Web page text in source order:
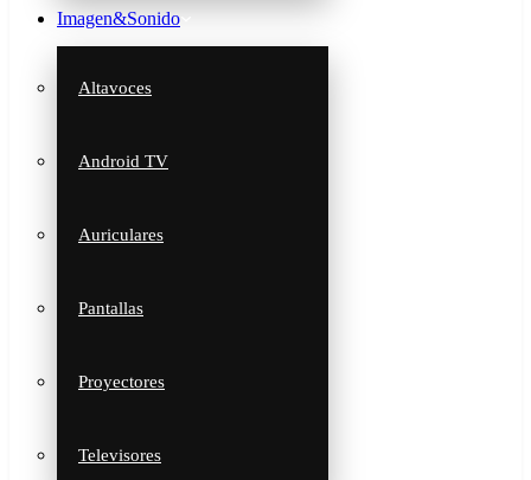
Imagen&Sonido
Altavoces
Android TV
Auriculares
Pantallas
Proyectores
Televisores